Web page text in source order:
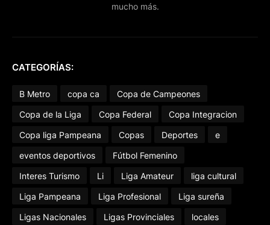
mucho más.
CATEGORÍAS:
B Metro copa ca
Copa de Campeones
Copa de la Liga
Copa Federal
Copa Integracion
Copa liga Pampeana
Copas Deportes
e
eventos deportivos
Fútbol Femenino
Interes Turismo
Li Liga Amateur
liga cultural
Liga Pampeana
Liga Profesional
Liga sureña
Ligas Nacionales
Ligas Provinciales
locales